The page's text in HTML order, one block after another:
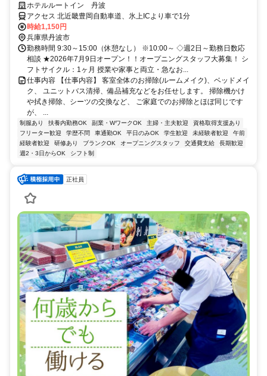
帰・未経験歓迎！主婦(夫)さん活躍中
ホテルルートイン 丹波
アクセス 北近畿豊岡自動車道、氷上ICより車で1分
時給1,150円
兵庫県丹波市
勤務時間 9:30～15:00（休憩なし） ※10:00～ ◇週2日～勤務日数応
相談 ★2026年7月9日オープン！！オープニングスタッフ大募集！ シ
フトサイクル：1ヶ月 授業や家事と両立・急なお...
仕事内容 【仕事内容】 客室全体のお掃除(ルームメイク)、ベッドメイ
ク、 ユニットバス清掃、備品補充などをお任せします。 掃除機かけ
や拭き掃除、シーツの交換など、 ご家庭でのお掃除とほぼ同じです
が、 ...
制服あり 扶養内勤務OK 副業・WワークOK 主婦・主夫歓迎
資格取得支援あり
フリーター歓迎
学歴不問 車通勤OK 平日のみOK 学生歓迎 未経験者歓迎
午前
経験者歓迎
研修あり ブランクOK オープニングスタッフ 交通費支給
長期歓迎
週2・3日からOK
シフト制
正社員